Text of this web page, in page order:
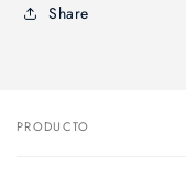
Share
Tu
PRODUCTO